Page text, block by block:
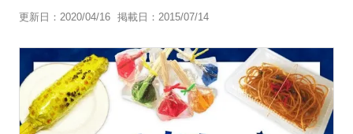
更新日：2020/04/16 掲載日：2015/07/14